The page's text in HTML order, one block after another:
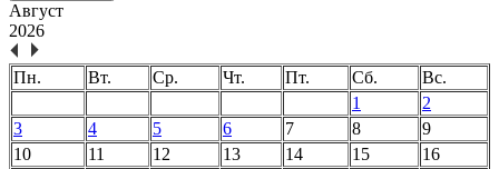
Август
2026
Пн. Вт. Ср. Чт. Пт. Сб.
Вс.
1
2
3
4 5 6 7 8
9
10
11 12 13 14 15
16